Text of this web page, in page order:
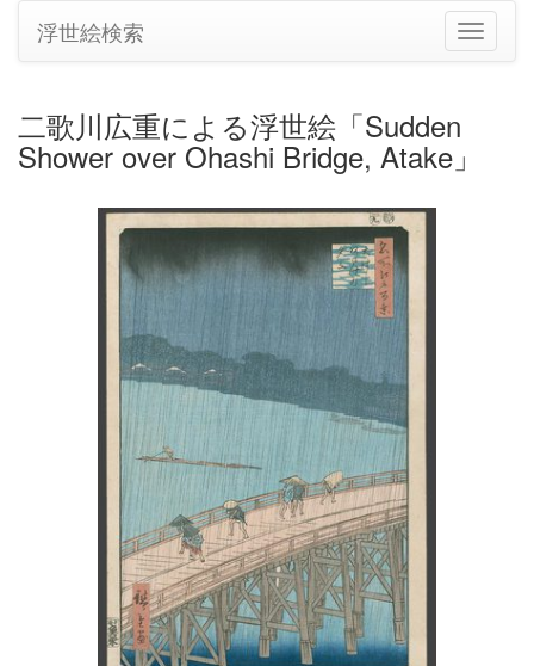
ナ
ビ
浮世絵検索
二歌川広重による浮世絵「Sudden
Shower over Ohashi Bridge, Atake」